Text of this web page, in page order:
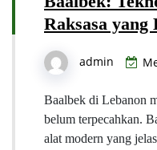
Raksasa yang
admin
Baalbek di Lebanon
belum terpecahkan.
alat modern yang